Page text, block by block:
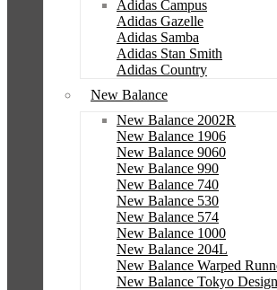
Adidas Campus
Adidas Gazelle
Adidas Samba
Adidas Stan Smith
Adidas Country
New Balance
New Balance 2002R
New Balance 1906
New Balance 9060
New Balance 990
New Balance 740
New Balance 530
New Balance 574
New Balance 1000
New Balance 204L
New Balance Warped
New Balance Tokyo Design